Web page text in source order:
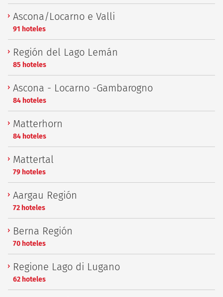
Ascona/Locarno e Valli
91 hoteles
Región del Lago Lemán
85 hoteles
Ascona - Locarno -Gambarogno
84 hoteles
Matterhorn
84 hoteles
Mattertal
79 hoteles
Aargau Región
72 hoteles
Berna Región
70 hoteles
Regione Lago di Lugano
62 hoteles